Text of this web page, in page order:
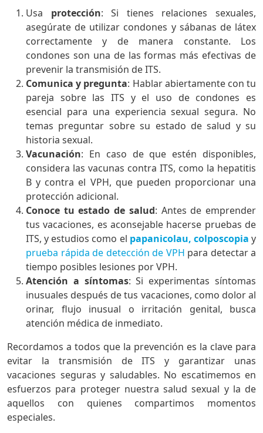
Usa protección: Si tienes relaciones sexuales,
asegúrate de utilizar condones y sábanas de látex
correctamente y de manera constante. Los
condones son una de las formas más efectivas de
prevenir la transmisión de ITS.
Comunica y pregunta: Hablar abiertamente con tu
pareja sobre las ITS y el uso de condones es
esencial para una experiencia sexual segura. No
temas preguntar sobre su estado de salud y su
historia sexual.
Vacunación: En caso de que estén disponibles,
considera las vacunas contra ITS, como la hepatitis
B y contra el VPH, que pueden proporcionar una
protección adicional.
Conoce tu estado de salud: Antes de emprender
tus vacaciones, es aconsejable hacerse pruebas de
ITS, y estudios como el papanicolau, colposcopia y
prueba rápida de detección de VPH para detectar a
tiempo posibles lesiones por VPH.
Atención a síntomas: Si experimentas síntomas
inusuales después de tus vacaciones, como dolor al
orinar, flujo inusual o irritación genital, busca
atención médica de inmediato.
Recordamos a todos que la prevención es la clave para
evitar la transmisión de ITS y garantizar unas
vacaciones seguras y saludables. No escatimemos en
esfuerzos para proteger nuestra salud sexual y la de
aquellos con quienes compartimos momentos
especiales.